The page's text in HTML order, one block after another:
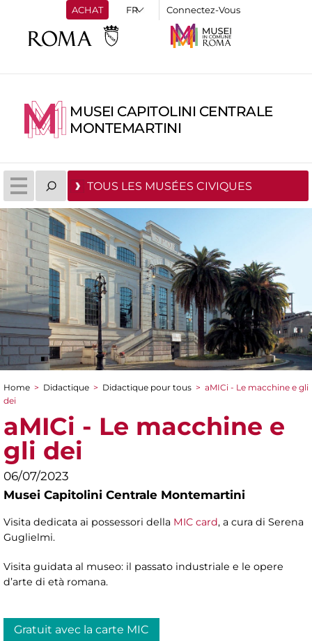
ACHAT Connectez-Vous
MUSEI CAPITOLINI CENTRALE
MONTEMARTINI
TOUS LES MUSÉES CIVIQUES
You are here
Home > Didactique > Didactique pour tous > aMICi - Le macchine e gli
dei
aMICi - Le macchine e
gli dei
06/07/2023
Musei Capitolini Centrale Montemartini
Visita dedicata ai possessori della MIC card, a cura di Serena
Guglielmi.
Visita guidata al museo: il passato industriale e le opere
d’arte di età romana.
Gratuit avec la carte MIC